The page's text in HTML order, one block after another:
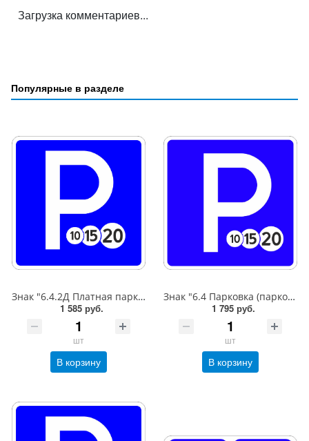
Загрузка комментариев...
Популярные в разделе
Знак "6.4.2Д Платная парковка для автотранспорта»,B=600,Тип А Коммерческая (3 года),металл 0.8 мм
1 585 руб.
шт
В корзину
Знак "6.4 Парковка (парковочное место)",B=600,Тип А (1б) Микропризм. (7-9 лет)металл 0.8 мм
1 795 руб.
шт
В корзину